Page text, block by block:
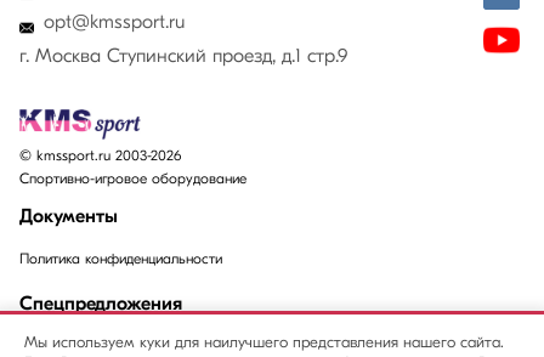
Мы используем куки для наилучшего представления нашего сайта.
opt@kmssport.ru
г. Москва Ступинский проезд, д.1 стр.9
© kmssport.ru 2003-2026
Спортивно-игровое оборудование
Документы
Политика конфиденциальности
Спецпредложения
Акции